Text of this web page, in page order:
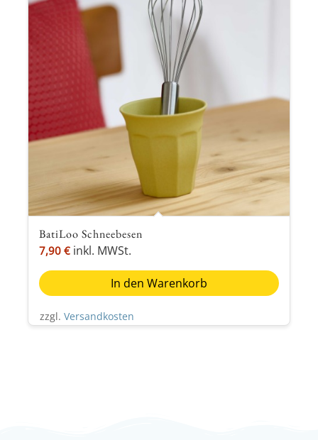
BatiLoo Schneebesen
7,90€ inkl. MWSt.
In den Warenkorb
zzgl. Versandkosten